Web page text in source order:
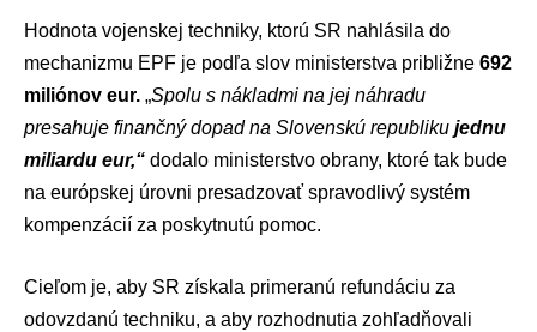
Hodnota vojenskej techniky, ktorú SR nahlásila do
mechanizmu EPF je podľa slov ministerstva približne 692
miliónov eur. „Spolu s nákladmi na jej náhradu
presahuje finančný dopad na Slovenskú republiku jednu
miliardu eur,“ dodalo ministerstvo obrany, ktoré tak bude
na európskej úrovni presadzovať spravodlivý systém
kompenzácií za poskytnutú pomoc.
Cieľom je, aby SR získala primeranú refundáciu za
odovzdanú techniku, a aby rozhodnutia zohľadňovali